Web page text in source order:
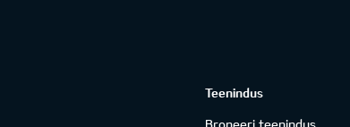
Teenindus
Broneeri teenindus